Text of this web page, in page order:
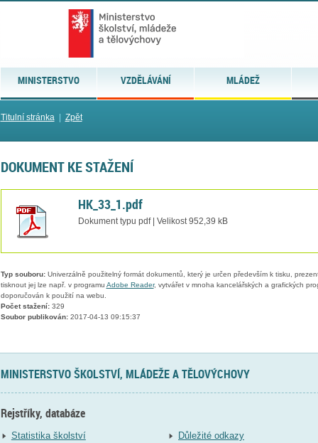
MINISTERSTVO VZDĚLÁVÁNÍ MLÁDEŽ
Titulní stránka| Zpět
DOKUMENT KE STAŽENÍ
HK_33_1.pdf
Dokument typu pdf | Velikost 952,39 kB
Typ souboru:Univerzálně použitelný formát dokumentů, který je určen především k tisku,
tisknout jej lze např. v programu Adobe Reader, vytvářet v mnoha kancelářských a grafických
doporučován k použití na webu.
Počet stažení:329
Soubor publikován:2017-04-13 09:15:37
MINISTERSTVO ŠKOLSTVÍ, MLÁDEŽE A TĚLOVÝCHOVY
Rejstříky, databáze
Statistika školství
Důležité odkazy